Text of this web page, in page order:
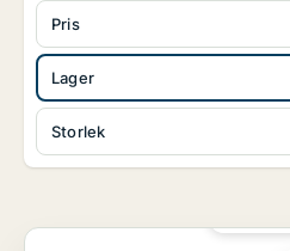
Lager
Storlek
Pris
Industrilokal i Strängnäs